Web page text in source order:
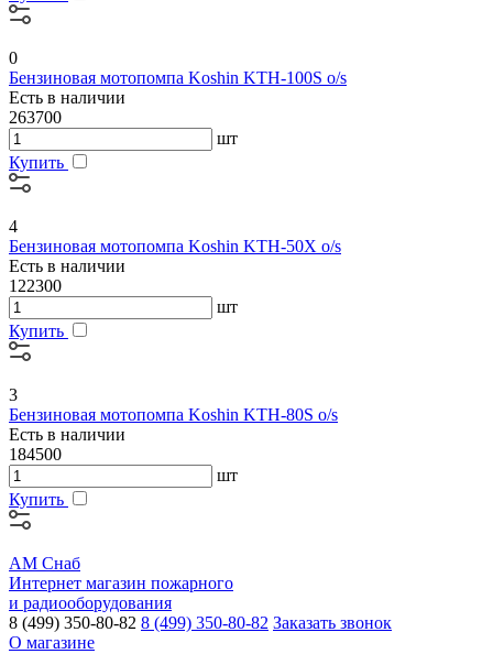
0
Бензиновая мотопомпа Koshin KTH-100S o/s
Есть в наличии
263700
шт
Купить
4
Бензиновая мотопомпа Koshin KTH-50X o/s
Есть в наличии
122300
шт
Купить
3
Бензиновая мотопомпа Koshin KTH-80S o/s
Есть в наличии
184500
шт
Купить
АМ Снаб
Интернет магазин пожарного
и радиооборудования
8 (499) 350-80-82 8 (499) 350-80-82 Заказать звонок
О магазине